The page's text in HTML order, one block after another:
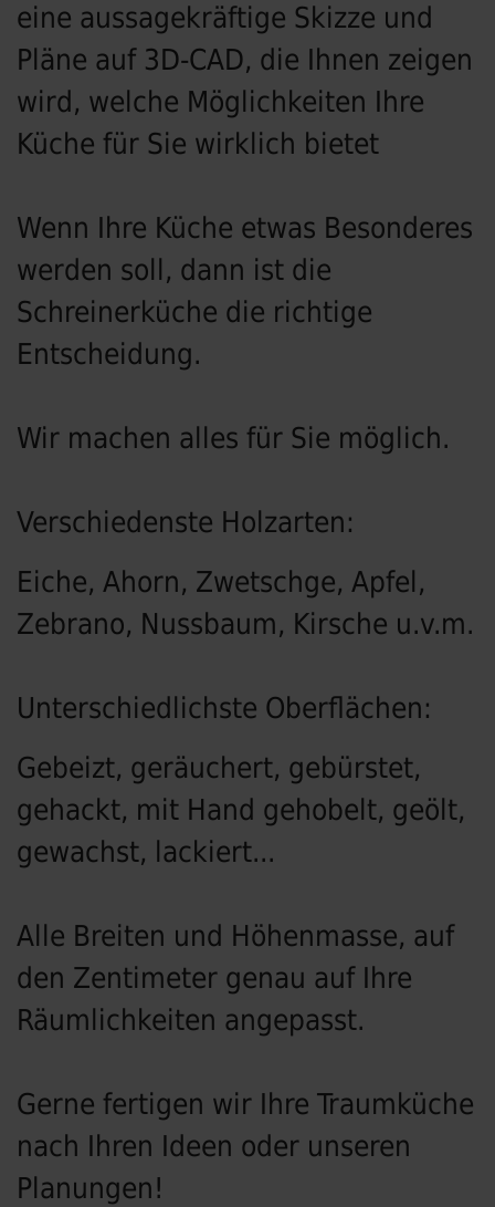
eine aussagekräftige Skizze und
Pläne auf 3D-CAD, die Ihnen zeigen
wird, welche Möglichkeiten Ihre
Küche für Sie wirklich bietet
Wenn Ihre Küche etwas Besonderes
werden soll, dann ist die
Schreinerküche die richtige
Entscheidung.
Wir machen alles für Sie möglich.
Verschiedenste Holzarten:
Eiche, Ahorn, Zwetschge, Apfel,
Zebrano, Nussbaum, Kirsche u.v.m.
Unterschiedlichste Oberflächen:
Gebeizt, geräuchert, gebürstet,
gehackt, mit Hand gehobelt, geölt,
gewachst, lackiert...
Alle Breiten und Höhenmasse, auf
den Zentimeter genau auf Ihre
Räumlichkeiten angepasst.
Gerne fertigen wir Ihre Traumküche
nach Ihren Ideen oder unseren
Planungen!